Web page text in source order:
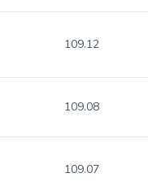
109.12
109.08
109.07